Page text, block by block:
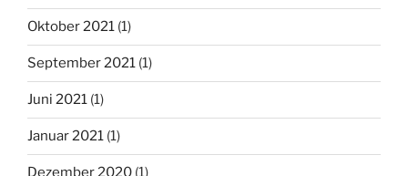
Oktober 2021 (1)
September 2021 (1)
Juni 2021 (1)
Januar 2021 (1)
Dezember 2020 (1)